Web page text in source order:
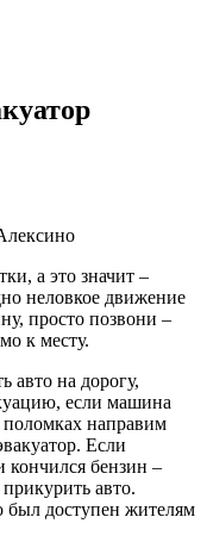
а это значит –
неловкое движение
просто позвони –
к месту.
на дорогу,
если машина
поломках направим
Если
кончился бензин –
авто.
был доступен жителям